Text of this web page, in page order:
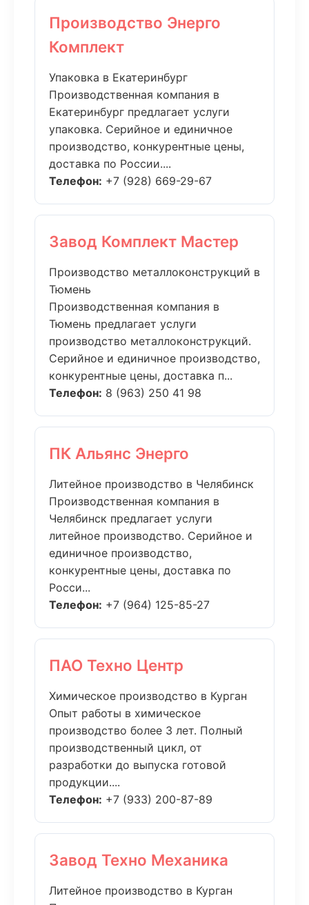
Производство Энерго
Комплект
Упаковка в Екатеринбург
Производственная компания в
Екатеринбург предлагает услуги
упаковка. Серийное и единичное
производство, конкурентные цены,
доставка по России....
Телефон: +7 (928) 669-29-67
Завод Комплект Мастер
Производство металлоконструкций в
Тюмень
Производственная компания в
Тюмень предлагает услуги
производство металлоконструкций.
Серийное и единичное производство,
конкурентные цены, доставка п...
Телефон: 8 (963) 250 41 98
ПК Альянс Энерго
Литейное производство в Челябинск
Производственная компания в
Челябинск предлагает услуги
литейное производство. Серийное и
единичное производство,
конкурентные цены, доставка по
Росси...
Телефон: +7 (964) 125-85-27
ПАО Техно Центр
Химическое производство в Курган
Опыт работы в химическое
производство более 3 лет. Полный
производственный цикл, от
разработки до выпуска готовой
продукции....
Телефон: +7 (933) 200-87-89
Завод Техно Механика
Литейное производство в Курган